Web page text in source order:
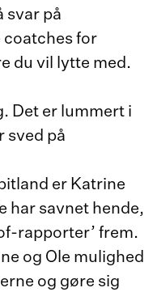
svar på
for
du vil lytte med.
Det er lummert i
sved på
er Katrine
har savnet hende,
rapporter’ frem.
og Ole mulighed
og gøre sig